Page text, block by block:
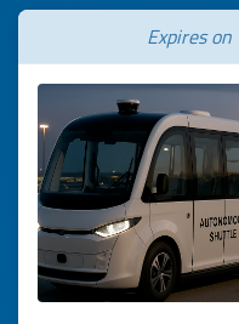
Expires on